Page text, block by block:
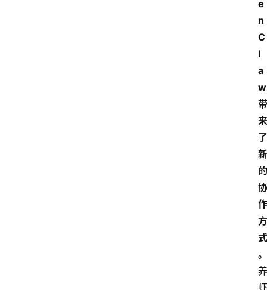
e
n
C
l
a
w
带
来
了
新
的
协
作
方
式
。
养
虾